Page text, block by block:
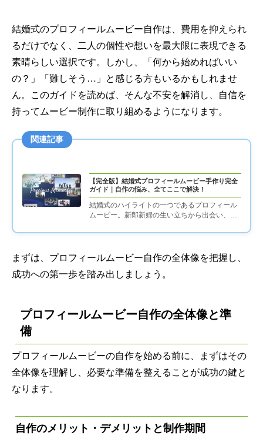
結婚式のプロフィールムービー自作は、費用を抑えられ
るだけでなく、二人の個性や想いを最大限に表現できる
素晴らしい選択です。しかし、「何から始めればいい
の？」「難しそう…」と感じる方もいるかもしれませ
ん。このガイドを読めば、そんな不安を解消し、自信を
持ってムービー制作に取り組めるようになります。
関連記事
【完全版】結婚式プロフィールムービー手作り完全
ガイド｜自作の悩み、全てここで解決！
結婚式のハイライトの一つであるプロフィール
ムービー。新郎新婦の生い立ちから出会い、そ
ストの心に深く...
まずは、プロフィールムービー自作の全体像を把握し、
成功への第一歩を踏み出しましょう。
プロフィールムービー自作の全体像と準
備
プロフィールムービーの自作を始める前に、まずはその
全体像を理解し、必要な準備を整えることが成功の鍵と
なります。
自作のメリット・デメリットと制作期間